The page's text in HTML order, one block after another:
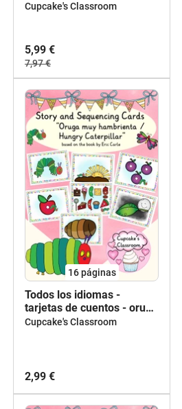
tarjetas con imagénes,
Cupcake's Classroom
5,99 €
7,97 €
16páginas
Todos los idiomas -
tarjetas de cuentos - oruga
muy hambrienta ("very
Cupcake's Classroom
2,99 €